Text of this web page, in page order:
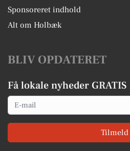
Sponsoreret indhold
Alt om Holbæk
BLIV OPDATERET
Få lokale nyheder GRATIS
Email
Tilmeld